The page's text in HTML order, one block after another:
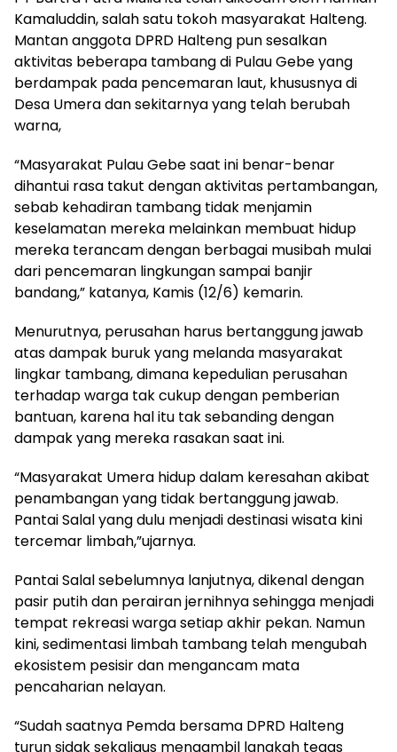
Kamaluddin, salah satu tokoh masyarakat Halteng.
Mantan anggota DPRD Halteng pun sesalkan
aktivitas beberapa tambang di Pulau Gebe yang
berdampak pada pencemaran laut, khususnya di
Desa Umera dan sekitarnya yang telah berubah
warna,
“Masyarakat Pulau Gebe saat ini benar-benar
dihantui rasa takut dengan aktivitas pertambangan,
sebab kehadiran tambang tidak menjamin
keselamatan mereka melainkan membuat hidup
mereka terancam dengan berbagai musibah mulai
dari pencemaran lingkungan sampai banjir
bandang,” katanya, Kamis (12/6) kemarin.
Menurutnya, perusahan harus bertanggung jawab
atas dampak buruk yang melanda masyarakat
lingkar tambang, dimana kepedulian perusahan
terhadap warga tak cukup dengan pemberian
bantuan, karena hal itu tak sebanding dengan
dampak yang mereka rasakan saat ini.
“Masyarakat Umera hidup dalam keresahan akibat
penambangan yang tidak bertanggung jawab.
Pantai Salal yang dulu menjadi destinasi wisata kini
tercemar limbah,”ujarnya.
Pantai Salal sebelumnya lanjutnya, dikenal dengan
pasir putih dan perairan jernihnya sehingga menjadi
tempat rekreasi warga setiap akhir pekan. Namun
kini, sedimentasi limbah tambang telah mengubah
ekosistem pesisir dan mengancam mata
pencaharian nelayan.
“Sudah saatnya Pemda bersama DPRD Halteng
turun sidak sekaligus mengambil langkah tegas